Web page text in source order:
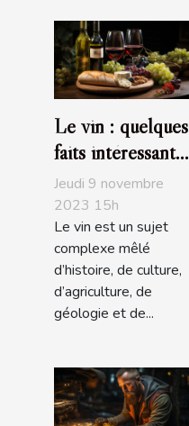
Le vin : quelques
faits intéressants
à savoir
Jeudi 9 novembre
2023 15h
Le vin est un sujet
complexe mêlé
d’histoire, de culture,
d’agriculture, de
géologie et de...